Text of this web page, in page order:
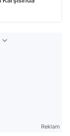
Reklam